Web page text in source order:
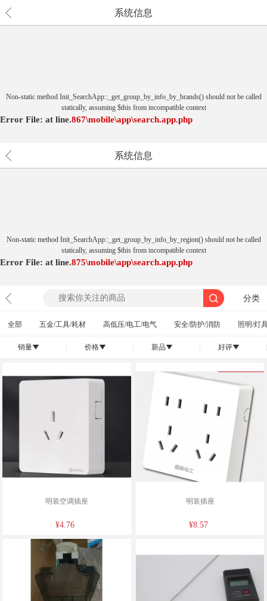
系统信息
Non-static method Init_SearchApp::_get_group_by_info_by_brands() should not be called
statically, assuming $this from incompatible context
Error File: \mobile\app\search.app.php
at 867
line.
系统信息
Non-static method Init_SearchApp::_get_group_by_info_by_region() should not be called
statically, assuming $this from incompatible context
Error File: \mobile\app\search.app.php
at 875
line.
分类
全部 五金/工具/耗材 高低压/电工/电气 安全/防护/消防 照明/灯
销量󰄢 价格󰄢 新品󰄢 好评󰄢
明装空调插座
¥4.76
明装插座
¥8.57